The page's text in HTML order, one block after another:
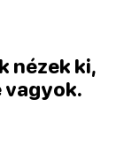
nézek ki,
vagyok.